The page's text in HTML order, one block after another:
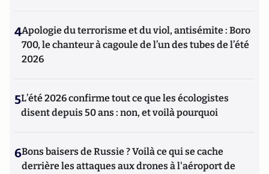
4Apologie du terrorisme et du viol, antisémite : Boro
700, le chanteur à cagoule de l’un des tubes de l’été
2026
5L’été 2026 confirme tout ce que les écologistes
disent depuis 50 ans : non, et voilà pourquoi
6Bons baisers de Russie ? Voilà ce qui se cache
derrière les attaques aux drones à l'aéroport de